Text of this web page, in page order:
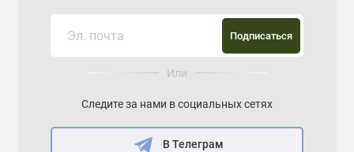
Подписаться
Или
Следите за нами в социальных сетях
В Телеграм